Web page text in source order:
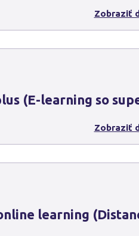
Zobraziť
(E-learning so
Zobraziť
learning